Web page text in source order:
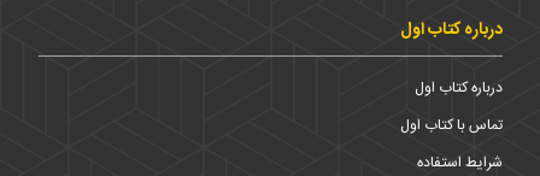
درباره کتاب اول
درباره کتاب اول
تماس با کتاب اول
شرایط استفاده